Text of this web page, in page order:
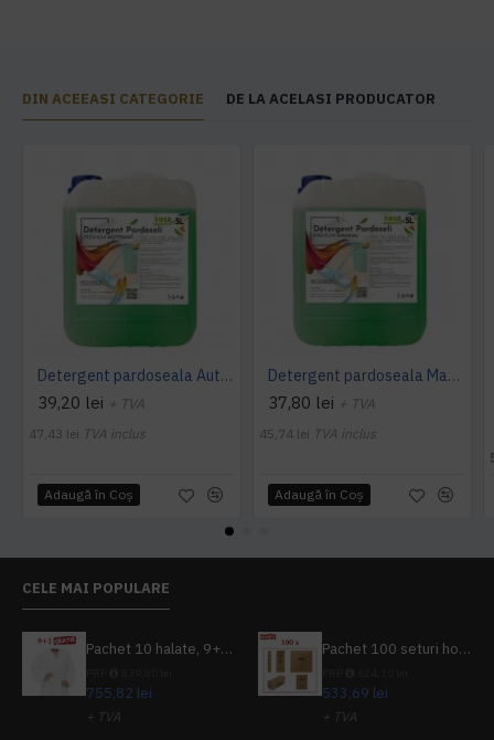
DIN ACEEASI CATEGORIE DE LA ACELASI PRODUCATOR
Detergent pardoseala Automat premium AQAS
39,20 lei + TVA
47,43 lei TVA inclus
Adaugă în Coş
Detergent pardoseala Manual premium 5L Canistra AQAS
37,80 lei + TVA
45,74 lei TVA inclus
Adaugă în Coş
CELE MAI POPULARE
Pachet 10 halate, 9+1 gratuit
755,82 lei
+ TVA
Pachet 100 seturi hoteliere, set dentar, set barbierit, casca de dus, pila unghii, set cusut
533,69 lei
+ TVA